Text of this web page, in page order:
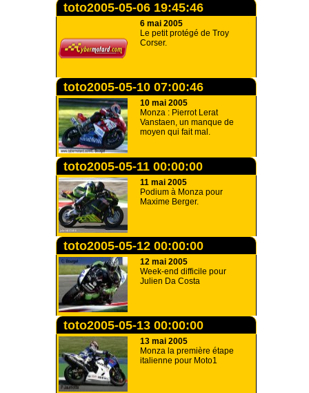
toto2005-05-06 19:45:46
6 mai 2005
Le petit protégé de Troy
Corser.
toto2005-05-10 07:00:46
10 mai 2005
Monza : Pierrot Lerat
Vanstaen, un manque de
moyen qui fait mal.
toto2005-05-11 00:00:00
11 mai 2005
Podium à Monza pour
Maxime Berger.
toto2005-05-12 00:00:00
12 mai 2005
Week-end difficile pour
Julien Da Costa
toto2005-05-13 00:00:00
13 mai 2005
Monza la première étape
italienne pour Moto1